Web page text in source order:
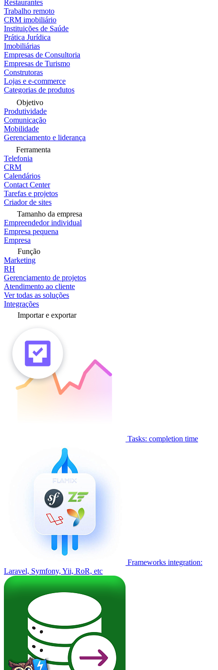
Restaurantes
Trabalho remoto
CRM imobiliário
Instituições de Saúde
Prática Jurídica
Imobiliárias
Empresas de Consultoria
Empresas de Turismo
Construtoras
Lojas e e-commerce
Categorias de produtos
Objetivo
Produtividade
Comunicação
Mobilidade
Gerenciamento e liderança
Ferramenta
Telefonia
CRM
Calendários
Contact Center
Tarefas e projetos
Criador de sites
Tamanho da empresa
Empreendedor individual
Empresa pequena
Empresa
Função
Marketing
RH
Gerenciamento de projetos
Atendimento ao cliente
Ver todas as soluções
Integrações
Importar e exportar
Tasks: completion time
Frameworks integration:
Laravel, Symfony, Yii, RoR, etc